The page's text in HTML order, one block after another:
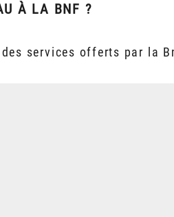
À LA BNF ?
services offerts par la